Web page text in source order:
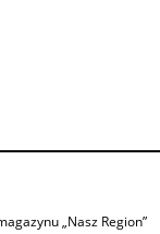
„Nasz Region”